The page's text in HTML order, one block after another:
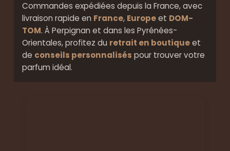
Commandes expédiées depuis la France, avec
livraison rapide en France, Europeet DOM-
TOM. À Perpignan et dans les Pyrénées-
Orientales, profitez du retrait en boutiqueet
de conseils personnalisés pour trouver votre
parfum idéal.